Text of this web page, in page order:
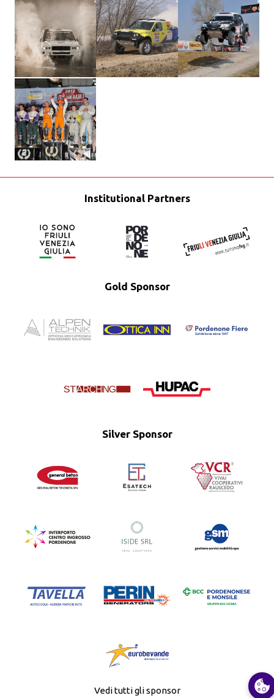
Institutional Partners
Gold Sponsor
Silver Sponsor
Vedi tutti gli sponsor